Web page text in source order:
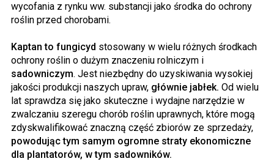
wycofania z rynku ww. substancji jako środka do ochrony
roślin przed chorobami.
Kaptan to fungicyd stosowany w wielu różnych środkach
ochrony roślin o dużym znaczeniu rolniczym i
sadowniczym. Jest niezbędny do uzyskiwania wysokiej
jakości produkcji naszych upraw, głównie jabłek. Od wielu
lat sprawdza się jako skuteczne i wydajne narzędzie w
zwalczaniu szeregu chorób roślin uprawnych, które mogą
zdyskwalifikować znaczną część zbiorów ze sprzedaży,
powodując tym samym ogromne straty ekonomiczne
dla plantatorów, w tym sadowników.